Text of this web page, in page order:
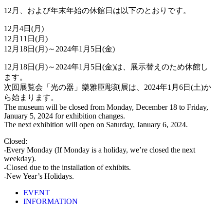
12月、および年末年始の休館日は以下のとおりです。
12月4日(月)
12月11日(月)
12月18日(月)～2024年1月5日(金)
12月18日(月)～2024年1月5日(金)は、展示替えのため休館し
ます。
次回展覧会「光の器」樂雅臣彫刻展は、2024年1月6日(土)か
ら始まります。
The museum will be closed from Monday, December 18 to Friday,
January 5, 2024 for exhibition changes.
The next exhibition will open on Saturday, January 6, 2024.
Closed:
-Every Monday (If Monday is a holiday, we’re closed the next
weekday).
-Closed due to the installation of exhibits.
-New Year’s Holidays.
EVENT
INFORMATION